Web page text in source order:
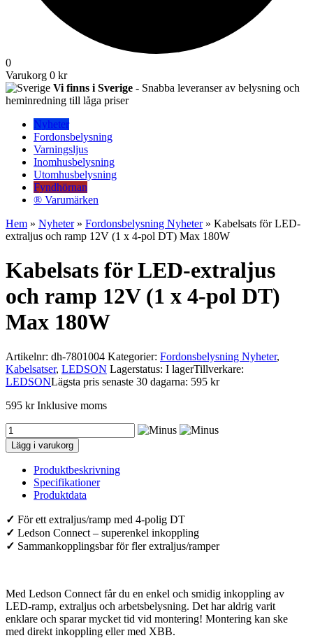
0
Varukorg 0 kr
Vi finns i Sverige - Snabba leveranser av belysning och
heminredning till låga priser
Nyheter
Fordonsbelysning
Varningsljus
Inomhusbelysning
Utomhusbelysning
Fyndhörnan
® Varumärken
Hem » Nyheter» Fordonsbelysning Nyheter» Kabelsats för LED-
extraljus och ramp 12V (1 x 4-pol DT) Max 180W
Kabelsats för LED-extraljus
och ramp 12V (1 x 4-pol DT)
Max 180W
Artikelnr: dh-7801004 Kategorier: Fordonsbelysning Nyheter,
Kabelsatser, LEDSON Lagerstatus: I lagerTillverkare:
LEDSONLägsta pris senaste 30 dagarna: 595 kr
595 kr Inklusive moms
Kabelsats
för
LED-
extraljus
ramp
(1
x
4-
180W
mängd
Lägg i varukorg
Produktbeskrivning
Specifikationer
Produktdata
✓ För ett extraljus/ramp med 4-polig DT
✓ Ledson Connect – superenkel inkoppling
✓ Sammankopplingsbar för fler extraljus/ramper
Med Ledson Connect får du en enkel och smidig inkoppling av
LED-ramp, extraljus och arbetsbelysning. Det har aldrig varit
enklare och sparar mycket tid vid montering! Montering kan ske
med direkt inkoppling eller med XBB.